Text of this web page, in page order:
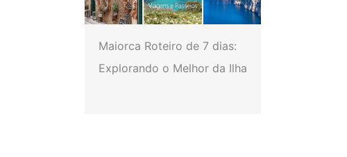
Maiorca Roteiro de 7 dias:
Explorando o Melhor da Ilha